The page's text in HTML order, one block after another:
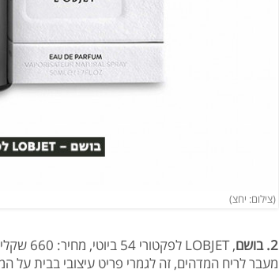
(צילום: יחצ)
2. בושם
, LOBJET לפקטורי 54 ביוטי, מחיר: 660 שקלים (ל-50 מל)
מעבר לריח המדהים, זה לגמרי פריט עיצובי בבית על